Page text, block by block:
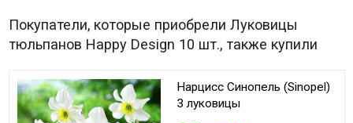
Покупатели, которые приобрели Луковицы
тюльпанов Happy Design 10 шт., также купили
Нарцисс Синопель (Sinopel)
3 луковицы